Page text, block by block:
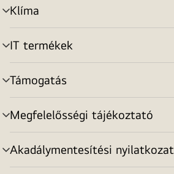
Klíma
menu
toggle
IT termékek
menu
toggle
Támogatás
menu
toggle
Megfelelősségi tájékoztató
menu
toggle
Akadálymentesítési nyilatkozat
menu
toggle